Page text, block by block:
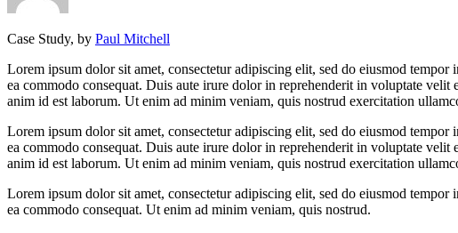
Case Study, by Paul Mitchell
Lorem ipsum dolor sit amet, consectetur adipiscing elit, sed do eiusmod
ea commodo consequat. Duis aute irure dolor in reprehenderit in voluptate
anim id est laborum. Ut enim ad minim veniam, quis nostrud exercitation
Lorem ipsum dolor sit amet, consectetur adipiscing elit, sed do eiusmod
ea commodo consequat. Duis aute irure dolor in reprehenderit in voluptate
anim id est laborum. Ut enim ad minim veniam, quis nostrud exercitation
Lorem ipsum dolor sit amet, consectetur adipiscing elit, sed do eiusmod
ea commodo consequat. Ut enim ad minim veniam, quis nostrud.